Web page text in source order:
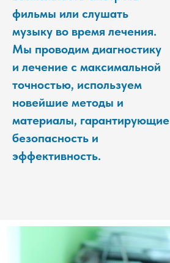
фильмы или слушать
музыку во время лечения.
Мы проводим диагностику
и лечение с максимальной
точностью, используем
новейшие методы и
материалы, гарантирующие
безопасность и
эффективность.